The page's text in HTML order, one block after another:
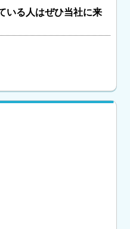
いる人はぜひ当社に来